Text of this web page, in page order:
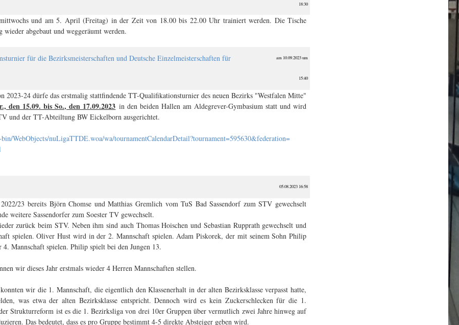
18:30
und am 5. April (Freitag) in der Zeit von 18.00 bis 22.00 Uhr trainiert werden. Die Tische
wieder abgebaut und weggeräumt werden.
für die Bezirksmeisterschaften und Deutsche Einzelmeisterschaften für am 10.09.2023 um
15:40
2023-24 dürfe das erstmalig stattfindende TT-Qualifikationsturnier des neuen Bezirks "Westfalen Mitte"
den 15.09. bis So., den 17.09.2023 in den beiden Hallen am Aldegrever-Gymbasium statt und wird
und der TT-Abteiltung BW Eickelborn ausgerichtet.
bin/WebObjects/nuLigaTTDE.woa/wa/tournamentCalendarDetail?tournament=595630&federation=
05.08.2023 16:58
23 bereits Björn Chomse und Matthias Gremlich vom TuS Bad Sassendorf zum STV gewechselt
weitere Sassendorfer zum Soester TV gewechselt.
zurück beim STV. Neben ihm sind auch Thomas Hoischen und Sebastian Rupprath gewechselt und
spielen. Oliver Hust wird in der 2. Mannschaft spielen. Adam Piskorek, der mit seinem Sohn Philip
Mannschaft spielen. Philip spielt bei den Jungen 13.
wir dieses Jahr erstmals wieder 4 Herren Mannschaften stellen.
wir die 1. Mannschaft, die eigentlich den Klassenerhalt in der alten Bezirksklasse verpasst hatte,
was etwa der alten Bezirksklasse entspricht. Dennoch wird es kein Zuckerschlecken für die 1.
Strukturreform ist es die 1. Bezirksliga von drei 10er Gruppen über vermutlich zwei Jahre hinweg auf
Das bedeutet, dass es pro Gruppe bestimmt 4-5 direkte Absteiger geben wird.